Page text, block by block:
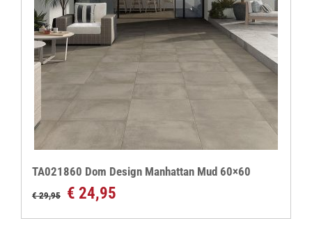
TA021860 Dom Design Manhattan Mud 60×60
€29,95
Oorspronkelijke
€ 24,95Huidige